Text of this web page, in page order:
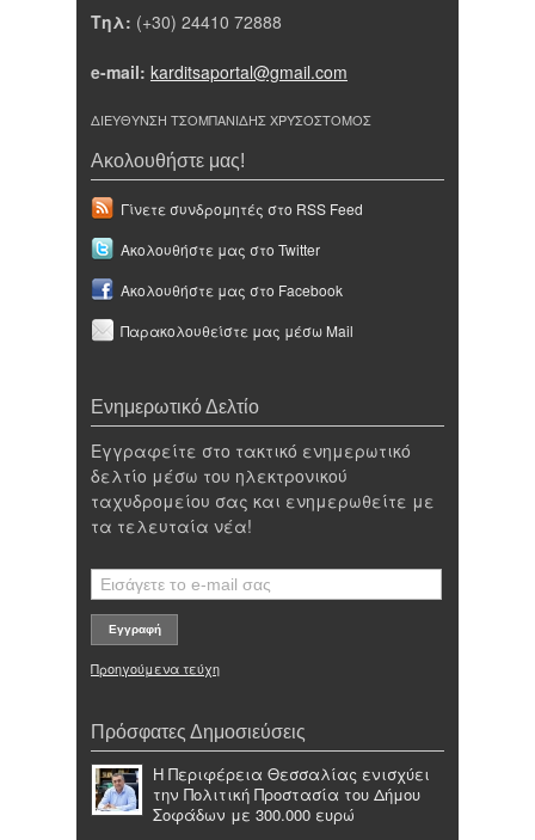
Τηλ: (+30) 24410 72888
e-mail: karditsaportal@gmail.com
ΔΙΕΥΘΥΝΣΗ ΤΣΟΜΠΑΝΙΔΗΣ ΧΡΥΣΟΣΤΟΜΟΣ
Ακολουθήστε μας!
Γίνετε συνδρομητές στο RSS Feed
Ακολουθήστε μας στο Twitter
Ακολουθήστε μας στο Facebook
Παρακολουθείστε μας μέσω Mail
Ενημερωτικό Δελτίο
Εγγραφείτε στο τακτικό ενημερωτικό
δελτίο μέσω του ηλεκτρονικού
ταχυδρομείου σας και ενημερωθείτε με
τα τελευταία νέα!
Προηγούμενα τεύχη
Πρόσφατες Δημοσιεύσεις
Η Περιφέρεια Θεσσαλίας ενισχύει
την Πολιτική Προστασία του Δήμου
Σοφάδων με 300.000 ευρώ